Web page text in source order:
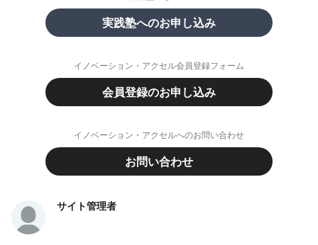
実践塾へのお申し込み
イノベーション・アクセル会員登録フォーム
会員登録のお申し込み
イノベーション・アクセルへのお問い合わせ
お問い合わせ
サイト管理者